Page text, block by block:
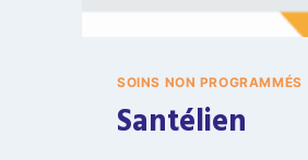
E
E
SOINS NON PROGRAMMÉS
Santélien